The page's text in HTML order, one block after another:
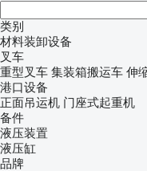
类别
材料装卸设备
叉车
重型叉车 集装箱搬运车 伸
港口设备
正面吊运机 门座式起重机
备件
液压装置
液压缸
品牌